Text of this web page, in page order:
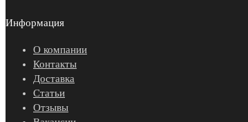
Информация
О компании
Контакты
Доставка
Статьи
Отзывы